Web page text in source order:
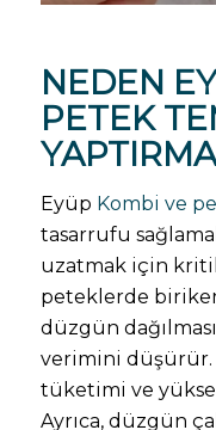
NEDEN
PETEK
Eyüp Kombi ve
tasarrufu
uzatmak için
peteklerde
düzgün
verimini düşürür.
tüketimi ve
Ayrıca, düzgün